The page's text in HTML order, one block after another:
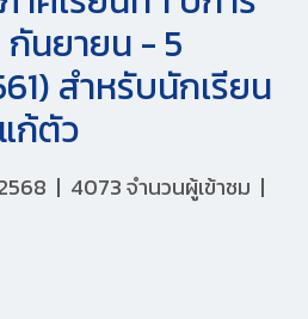
กันยายน - 5
สำหรับนักเรียน
ก้ตัว
| 4073 จำนวนผู้เข้าชม |